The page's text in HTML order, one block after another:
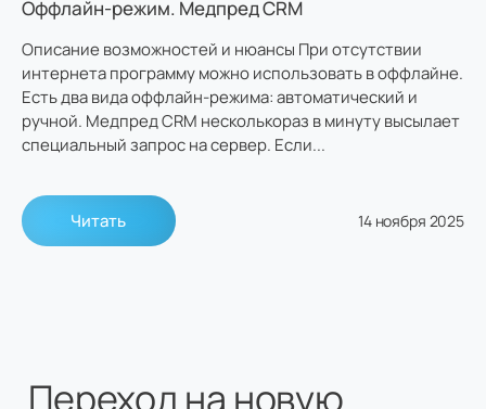
Оффлайн-режим. Медпред CRM
Описание возможностей и нюансы При отсутствии
интернета программу можно использовать в оффлайне.
Есть два вида оффлайн-режима: автоматический и
ручной. Медпред CRM несколькораз в минуту высылает
специальный запрос на сервер. Если...
Читать 14 ноября 2025
Переход на новую